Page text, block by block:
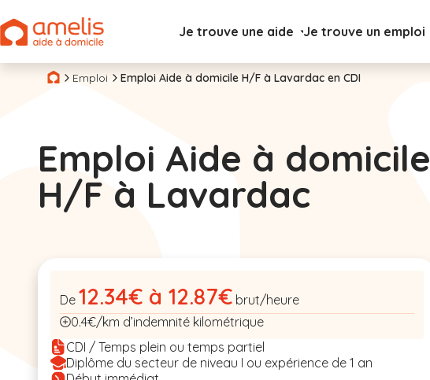
Je trouve une aide Je trouve un emploi
Emploi Emploi Aide à domicile H/F à Lavardac en CDI
Emploi Aide à domicile
H/F à Lavardac
De 12.34€ à 12.87€ brut/heure
0.4€/km d’indemnité kilométrique
CDI / Temps plein ou temps partiel
Diplôme du secteur de niveau I ou expérience de 1 an